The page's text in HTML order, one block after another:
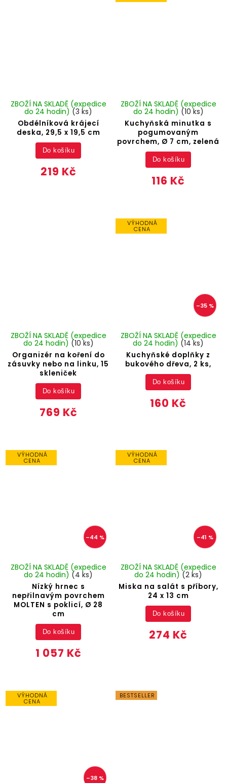
Obdélníková krájecí
deska, 29,5 x 19,5 cm
ZBOŽÍ NA SKLADĚ (expedice
do 24 hodin) (3 ks)
219 Kč
Do košíku
Kuchyňská minutka s
pogumovaným
povrchem, Ø 7 cm, zelená
ZBOŽÍ NA SKLADĚ (expedice
do 24 hodin) (10 ks)
116 Kč
Do košíku
Organizér na koření do
zásuvky nebo na linku, 15
skleniček
ZBOŽÍ NA SKLADĚ (expedice
do 24 hodin) (10 ks)
769 Kč
Do košíku
VÝHODNÁ
CENA
–35 %
Kuchyňské doplňky z
bukového dřeva, 2 ks,
ZBOŽÍ NA SKLADĚ (expedice
do 24 hodin) (14 ks)
160 Kč
Do košíku
VÝHODNÁ
CENA
–44 %
Nízký hrnec s
nepřilnavým povrchem
MOLTEN s poklicí, Ø 28
cm
ZBOŽÍ NA SKLADĚ (expedice
do 24 hodin) (4 ks)
1 057 Kč
Do košíku
VÝHODNÁ
CENA
–41 %
Miska na salát s příbory,
24 x 13 cm
ZBOŽÍ NA SKLADĚ (expedice
do 24 hodin) (2 ks)
274 Kč
Do košíku
VÝHODNÁ
CENA
–38 %
BESTSELLER